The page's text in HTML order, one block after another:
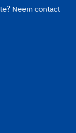
Neem contact